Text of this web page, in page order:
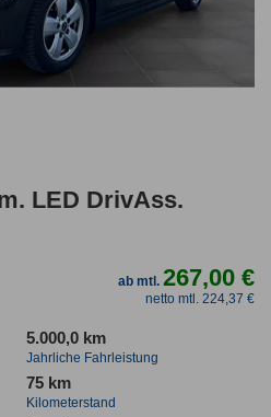
LED DrivAss.
ab mtl.267,00 €
netto mtl. 224,37 €
5.000,0 km
Jahrliche Fahrleistung
75 km
Kilometerstand